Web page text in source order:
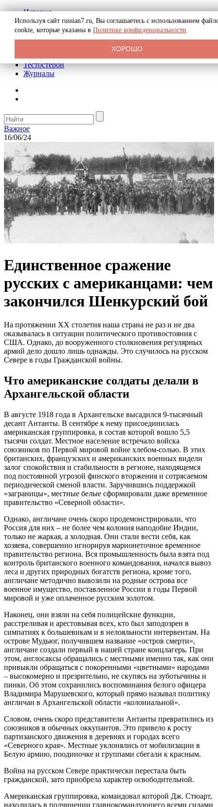
История
Биография
Криминал
Реклама на сайте
Тестостерон
Журналы
Важное
16/06/24
Единственное сражение
русских с американцами: чем
закончился Шенкурский бой
На протяжении XX столетия наша страна не раз и не два
оказывалась в ситуации политического противостояния с
США. Однако, до вооруженного столкновения регулярных
армий дело дошло лишь однажды. Это случилось на русском
Севере в годы Гражданской войны.
Что американские солдаты делали в
Архангельской области
В августе 1918 года в Архангельске высадился 9-тысячный
десант Антанты. В сентябре к нему присоединилась
американская группировка, в состав которой вошло 5,5
тысячи солдат. Местное население встречало войска
союзников по Первой мировой войне хлебом-солью. В этих
британских, французских и американских военных видели
залог спокойствия и стабильности в регионе, находящемся
под постоянной угрозой финского вторжения и сотрясаемом
периодической сменой власти. Заручившись поддержкой
«заграницы», местные белые сформировали даже временное
правительство «Северной области».
Однако, англичане очень скоро продемонстрировали, что
Россия для них – не более чем колония наподобие Индии,
только не жаркая, а холодная. Они стали вести себя, как
хозяева, совершенно игнорируя марионеточное временное
правительство региона. Вся промышленность была взята под
контроль британского военного командования, начался вывоз
леса и других природных богатств региона, кроме того,
англичане методично вывозили на родные острова все
военное имущество, поставленное России в годы Первой
мировой и уже оплаченное русским золотом.
Наконец, они взяли на себя полицейские функции,
расстреливая и арестовывая всех, кто был заподозрен в
симпатиях к большевикам и в нелояльности интервентам. На
острове Мудьюг, получившем название «остров смерти»,
англичане создали первый в нашей стране концлагерь. При
этом, англосаксы обращались с местными именно так, как они
привыкли обращаться с покоренными «цветными» народами
– высокомерно и презрительно, не скупясь на зуботычины и
пинки. Об этом сохранились воспоминания белого офицера
Владимира Марушевского, который прямо называл политику
англичан в Архангельской области «колониальной».
Словом, очень скоро представители Антанты превратились из
союзников в обычных оккупантов. Это привело к росту
партизанского движения в деревнях и городах всего
«Северного края». Местные уклонялись от мобилизации в
Белую армию, поодиночке и группами сбегали к красным.
Война на русском Севере практически перестала быть
гражданской, зато приобрела характер освободительной.
Американская группировка, командовал которой Дж. Стюарт,
находилась в подчинении главнокомандующего всеми силами
Используя сайт russian7.ru, Вы соглашаетесь с использованием
cookie, которые указаны в Политике конфиденциальности
ХОРОШО